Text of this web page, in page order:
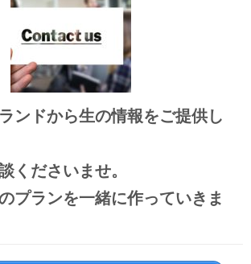
ンドから生の情報をご提供し
くださいませ。
プランを一緒に作っていきま